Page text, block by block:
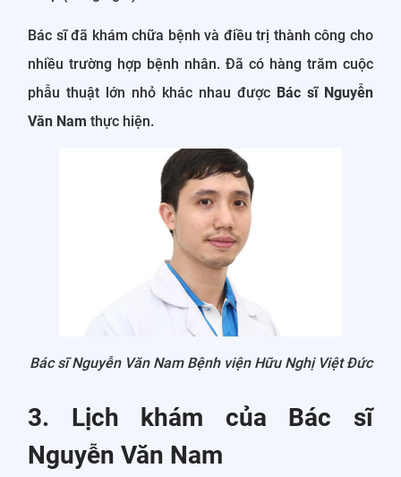
Bác sĩ đã khám chữa bệnh và điều trị thành công cho
nhiều trường hợp bệnh nhân. Đã có hàng trăm cuộc
phẫu thuật lớn nhỏ khác nhau được Bác sĩ Nguyễn
Văn Nam thực hiện.
Bác sĩ Nguyễn Văn Nam Bệnh viện Hữu Nghị Việt Đức
3. Lịch khám của Bác sĩ
Nguyễn Văn Nam